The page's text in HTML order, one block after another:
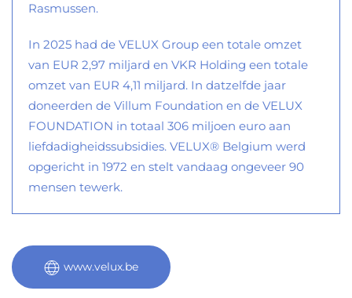
Rasmussen.
In 2025 had de VELUX Group een totale omzet
van EUR 2,97 miljard en VKR Holding een totale
omzet van EUR 4,11 miljard. In datzelfde jaar
doneerden de Villum Foundation en de VELUX
FOUNDATION in totaal 306 miljoen euro aan
liefdadigheidssubsidies. VELUX® Belgium werd
opgericht in 1972 en stelt vandaag ongeveer 90
mensen tewerk.
www.velux.be